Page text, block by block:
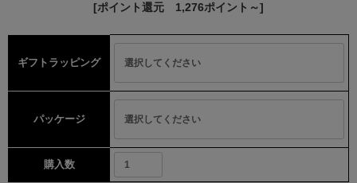
[ポイント還元 1,276ポイント～]
ギフトラッピング
パッケージ
購入数